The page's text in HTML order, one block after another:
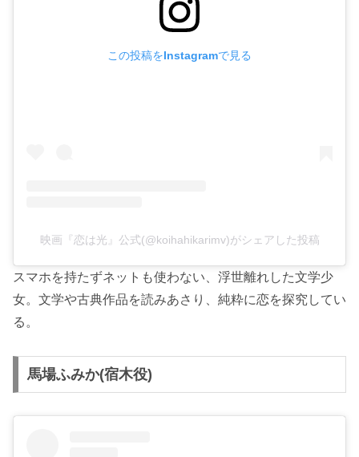
この投稿をInstagramで見る
映画『恋は光』公式(@koihahikarimv)がシェアした投稿
スマホを持たずネットも使わない、浮世離れした文学少
女。文学や古典作品を読みあさり、純粋に恋を探究してい
る。
馬場ふみか(宿木役)